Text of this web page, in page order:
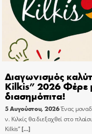
Διαγωνισμός
Kilkis” 2026 Φέρε
διασημόπιτα!
5 Αυγούστου, 2026Ένας
ν. Κιλκίς θα διεξαχθεί στο
Kilkis”[…]